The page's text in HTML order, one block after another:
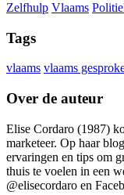
Zelfhulp Vlaams
Tags
vlaams vlaams
Over de auteur
Elise Cordaro (1987)
marketeer. Op haar
ervaringen en tips om
thuis te voelen in een
@elisecordaro en